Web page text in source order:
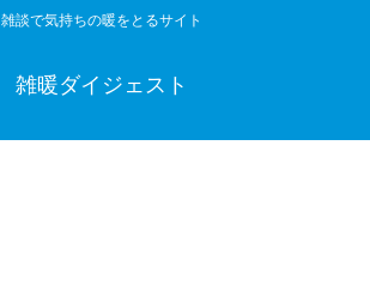
雑談で気持ちの暖をとるサイト
雑暖ダイジェスト